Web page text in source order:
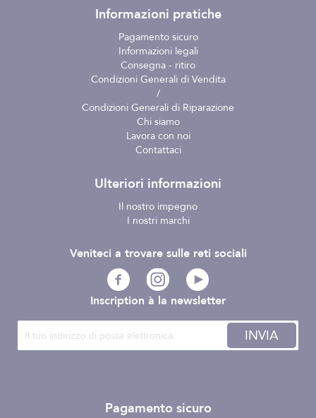
Informazioni pratiche
Pagamento sicuro
Informazioni legali
Consegna - ritiro
Condizioni Generali di Vendita
/
Condizioni Generali di Riparazione
Chi siamo
Lavora con noi
Contattaci
Ulteriori informazioni
Il nostro impegno
I nostri marchi
Inscription à la newsletter
INVIA
Pagamento sicuro
Veniteci a trovare sulle reti sociali